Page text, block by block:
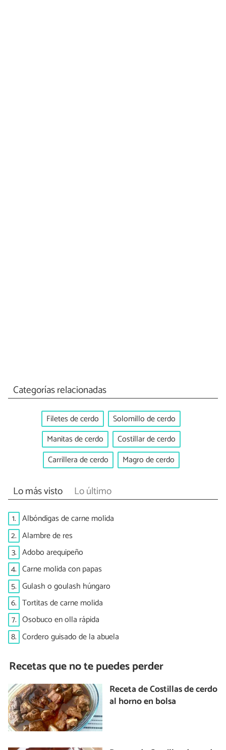
Categorías relacionadas
Filetes de cerdo
Solomillo de cerdo
Manitas de cerdo
Costillar de cerdo
Carrillera de cerdo
Magro de cerdo
Lo más visto Lo último
1. Albóndigas de carne molida
2. Alambre de res
3. Adobo arequipeño
4. Carne molida con papas
5. Gulash o goulash húngaro
6. Tortitas de carne molida
7. Osobuco en olla rápida
8. Cordero guisado de la abuela
Recetas que no te puedes perder
Receta de Costillas de cerdo
al horno en bolsa